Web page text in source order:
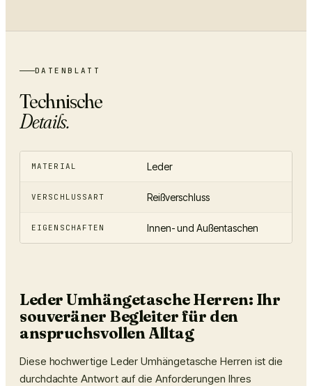
DATENBLATT
Technische
Details.
MATERIAL Leder
VERSCHLUSSART Reißverschluss
EIGENSCHAFTEN Innen- und Außentaschen
Leder Umhängetasche Herren: Ihr
souveräner Begleiter für den
anspruchsvollen Alltag
Diese hochwertige Leder Umhängetasche Herren ist die
durchdachte Antwort auf die Anforderungen Ihres